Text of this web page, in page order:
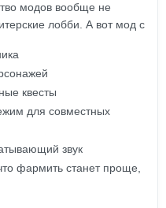
модов вообще не
лобби. А вот мод с
квесты
для совместных
звук
фармить станет проще,